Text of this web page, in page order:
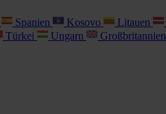
Spanien Kosovo Litauen
Türkei Ungarn Großbritannien